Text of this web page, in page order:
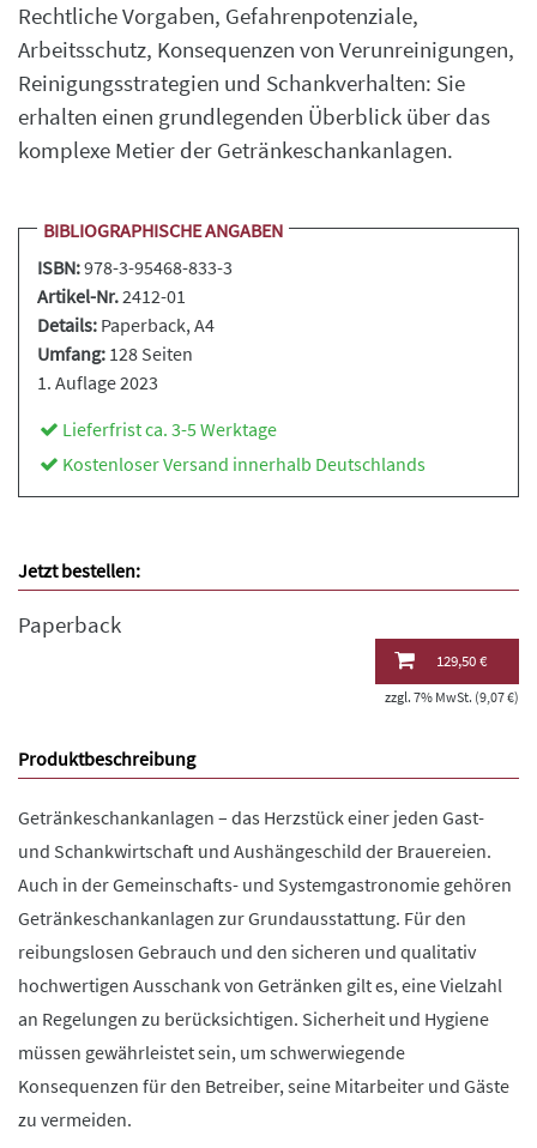
Rechtliche Vorgaben, Gefahrenpotenziale,
Arbeitsschutz, Konsequenzen von Verunreinigungen,
Reinigungsstrategien und Schankverhalten: Sie
erhalten einen grundlegenden Überblick über das
komplexe Metier der Getränkeschankanlagen.
BIBLIOGRAPHISCHE ANGABEN
ISBN:978-3-95468-833-3
Artikel-Nr.2412-01
Details: Paperback, A4
Umfang: 128 Seiten
1. Auflage 2023
Lieferfrist ca. 3-5 Werktage
Kostenloser Versand innerhalb Deutschlands
Jetzt bestellen:
Paperback
129,50 €
zzgl. 7% MwSt. (9,07 €)
Produktbeschreibung
Getränkeschankanlagen – das Herzstück einer jeden Gast-
und Schankwirtschaft und Aushängeschild der Brauereien.
Auch in der Gemeinschafts- und Systemgastronomie gehören
Getränkeschankanlagen zur Grundausstattung. Für den
reibungslosen Gebrauch und den sicheren und qualitativ
hochwertigen Ausschank von Getränken gilt es, eine Vielzahl
an Regelungen zu berücksichtigen. Sicherheit und Hygiene
müssen gewährleistet sein, um schwerwiegende
Konsequenzen für den Betreiber, seine Mitarbeiter und Gäste
zu vermeiden.